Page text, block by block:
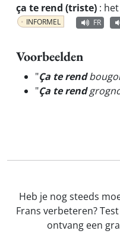
ça te rend (triste) :
INFORMEL FR
Voorbeelden
"Ça te rend
"Ça te rend
Heb je nog steeds
Frans verbeteren?
ontvang een